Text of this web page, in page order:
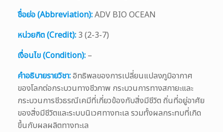
ชื่อย่อ (Abbreviation):ADV BIO OCEAN
หน่วยกิต (Credit): 3 (2-3-7)
เงื่อนไข (Condition): –
คำอธิบายรายวิชา:อิทธิพลของการเปลี่ยนแปลงภูมิอากาศ
ของโลกต่อกระบวนทางชีวภาพ กระบวนการทางสกายะและ
กระบวนการชีวธรณีเคมีที่เกี่ยวข้องกับสิ่งมีชีวิต ถิ่นที่อยู่อาศัย
ของสิ่งมีชีวิตและระบบนิเวศทางทะเล รวมทั้งผลกระทบที่เกิด
ขึ้นกับผลผลิตทางทะเล